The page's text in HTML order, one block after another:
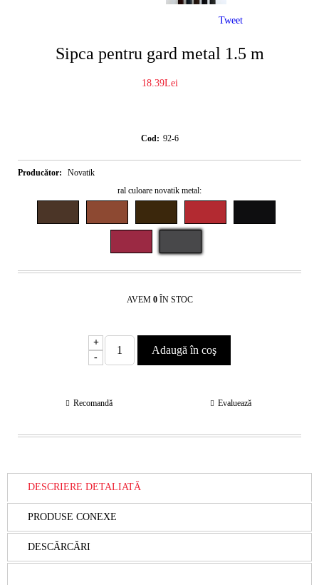
Sipca pentru gard metal 1.5 m
18.39Lei
Cod: 92-6
Producător:
Novatik
ral culoare novatik metal:
AVEM 0 ÎN STOC
+
-
Recomandă Evaluează
Tweet
DESCRIERE DETALIATĂ
PRODUSE CONEXE
DESCĂRCĂRI